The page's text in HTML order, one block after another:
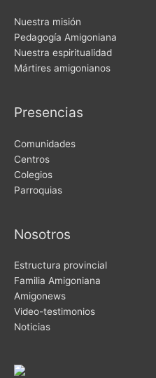
Nuestra misión
Pedagogía Amigoniana
Nuestra espiritualidad
Mártires amigonianos
Presencias
Comunidades
Centros
Colegios
Parroquias
Nosotros
Estructura provincial
Familia Amigoniana
Amigonews
Video-testimonios
Noticias